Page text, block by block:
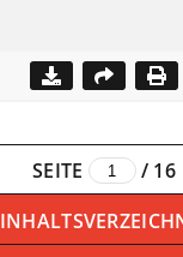
SEITE / 16